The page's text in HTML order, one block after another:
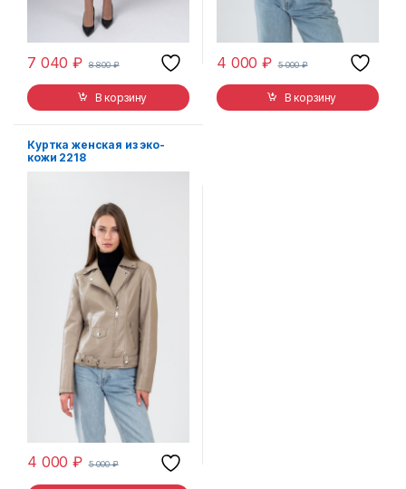
7 040₽ 8 800₽
В корзину
4 000₽ 5 000₽
В корзину
Куртка женская из эко-
кожи 2218
4 000₽ 5 000₽